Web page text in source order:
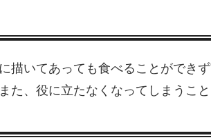
描いてあっても食べることができ
た、役に立たなくなってしまうこと